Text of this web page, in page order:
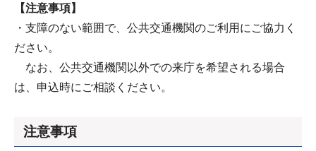
【注意事項】
・支障のない範囲で、公共交通機関のご利用にご協力く
ださい。
なお、公共交通機関以外での来庁を希望される場合
は、申込時にご相談ください。
注意事項